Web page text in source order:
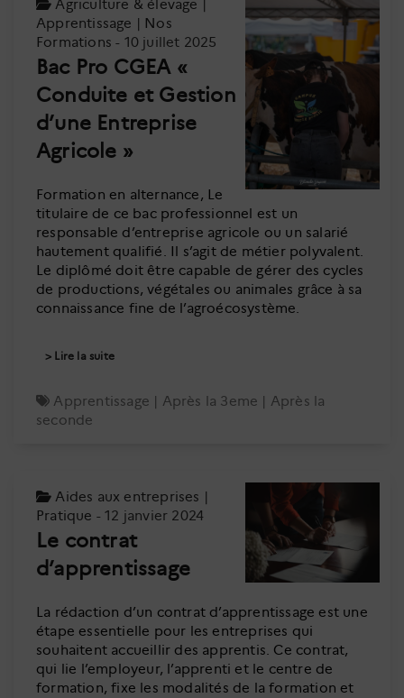
Agriculture & élevage
Apprentissage | Nos
Formations - 10 juillet 2025
Bac Pro CGEA «
Conduite et Gestion
d’une Entreprise
Agricole »
Formation en alternance, Le
titulaire de ce bac professionnel est un
responsable d’entreprise agricole ou un salarié
hautement qualifié. Il s’agit de métier polyvalent.
Le diplômé doit être capable de gérer des cycles
de productions, végétales ou animales grâce à sa
connaissance fine de l’agroécosystème.
Lire la suite
Apprentissage | Après la 3eme | Après la
seconde
Aides aux entreprises |
Pratique - 12 janvier 2024
Le contrat
d’apprentissage
La rédaction d’un contrat d’apprentissage est une
étape essentielle pour les entreprises qui
souhaitent accueillir des apprentis. Ce contrat,
qui lie l’employeur, l’apprenti et le centre de
formation, fixe les modalités de la formation et